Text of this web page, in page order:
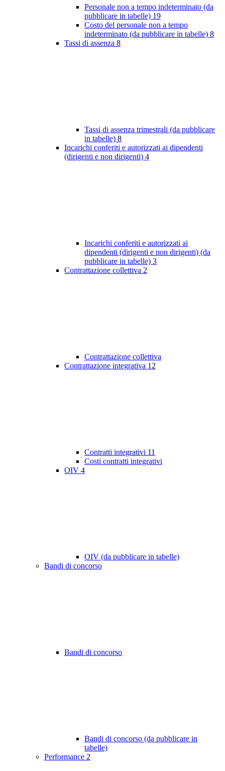
Personale non a tempo indeterminato (da
pubblicare in tabelle) 19
Costo del personale non a tempo
indeterminato (da pubblicare in tabelle) 8
Tassi di assenza 8
Tassi di assenza trimestrali (da pubblicare
in tabelle) 8
Incarichi conferiti e autorizzati ai dipendenti
(dirigenti e non dirigenti) 4
Incarichi conferiti e autorizzati ai
dipendenti (dirigenti e non dirigenti) (da
pubblicare in tabelle) 3
Contrattazione collettiva 2
Contrattazione collettiva
Contrattazione integrativa 12
Contratti integrativi 11
Costi contratti integrativi
OIV 4
OIV (da pubblicare in tabelle)
Bandi di concorso
Bandi di concorso
Bandi di concorso (da pubblicare in
tabelle)
Performance 2